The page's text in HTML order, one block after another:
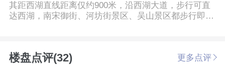
其距西湖直线距离仅约900米，沿西湖大道，步行可直
达西湖，南宋御街、河坊街景区、吴山景区都步行即
楼盘点评(32) 更多点评